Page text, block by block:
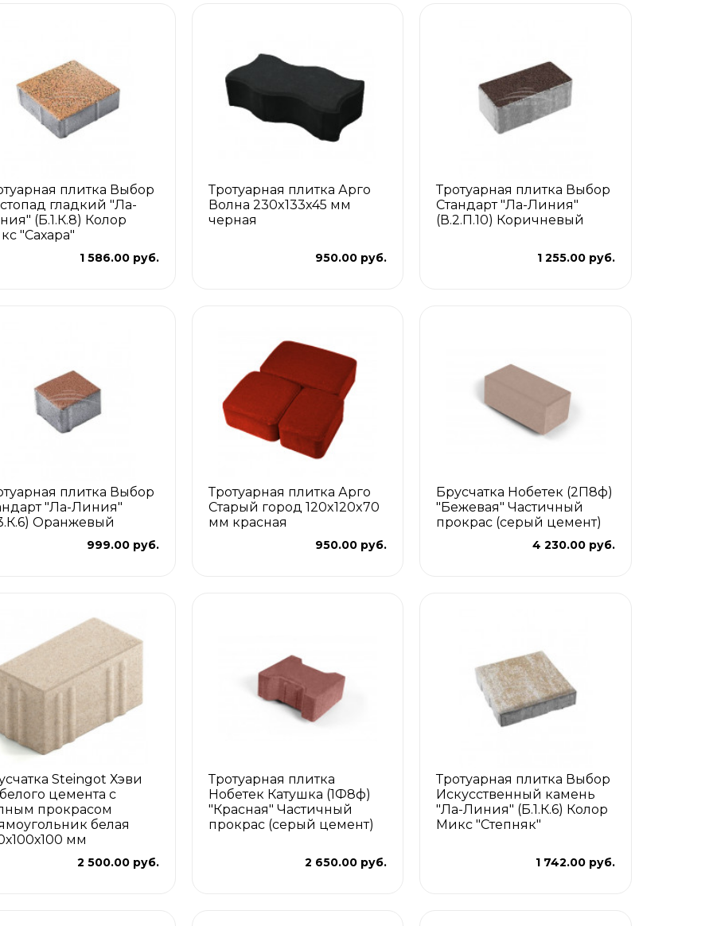
плитка Выбор
гладкий "Ла-
(Б.1.К.8) Колор
"Сахара"
1 586.00 руб.
Тротуарная плитка Арго
Волна 230x133x45 мм
черная
950.00 руб.
Тротуарная плитка Выбор
Стандарт "Ла-Линия"
(В.2.П.10) Коричневый
1 255.00 руб.
плитка Выбор
"Ла-Линия"
Оранжевый
999.00 руб.
Тротуарная плитка Арго
Старый город 120x120x70
мм красная
950.00 руб.
Брусчатка Нобетек (2П8ф)
"Бежевая" Частичный
прокрас (серый цемент)
4 230.00 руб.
Steingot Хэви
цемента с
прокрасом
белая
мм
2 500.00 руб.
Тротуарная плитка
Нобетек Катушка (1Ф8ф)
"Красная" Частичный
прокрас (серый цемент)
2 650.00 руб.
Тротуарная плитка Выбор
Искусственный камень
"Ла-Линия" (Б.1.К.6) Колор
Микс "Степняк"
1 742.00 руб.